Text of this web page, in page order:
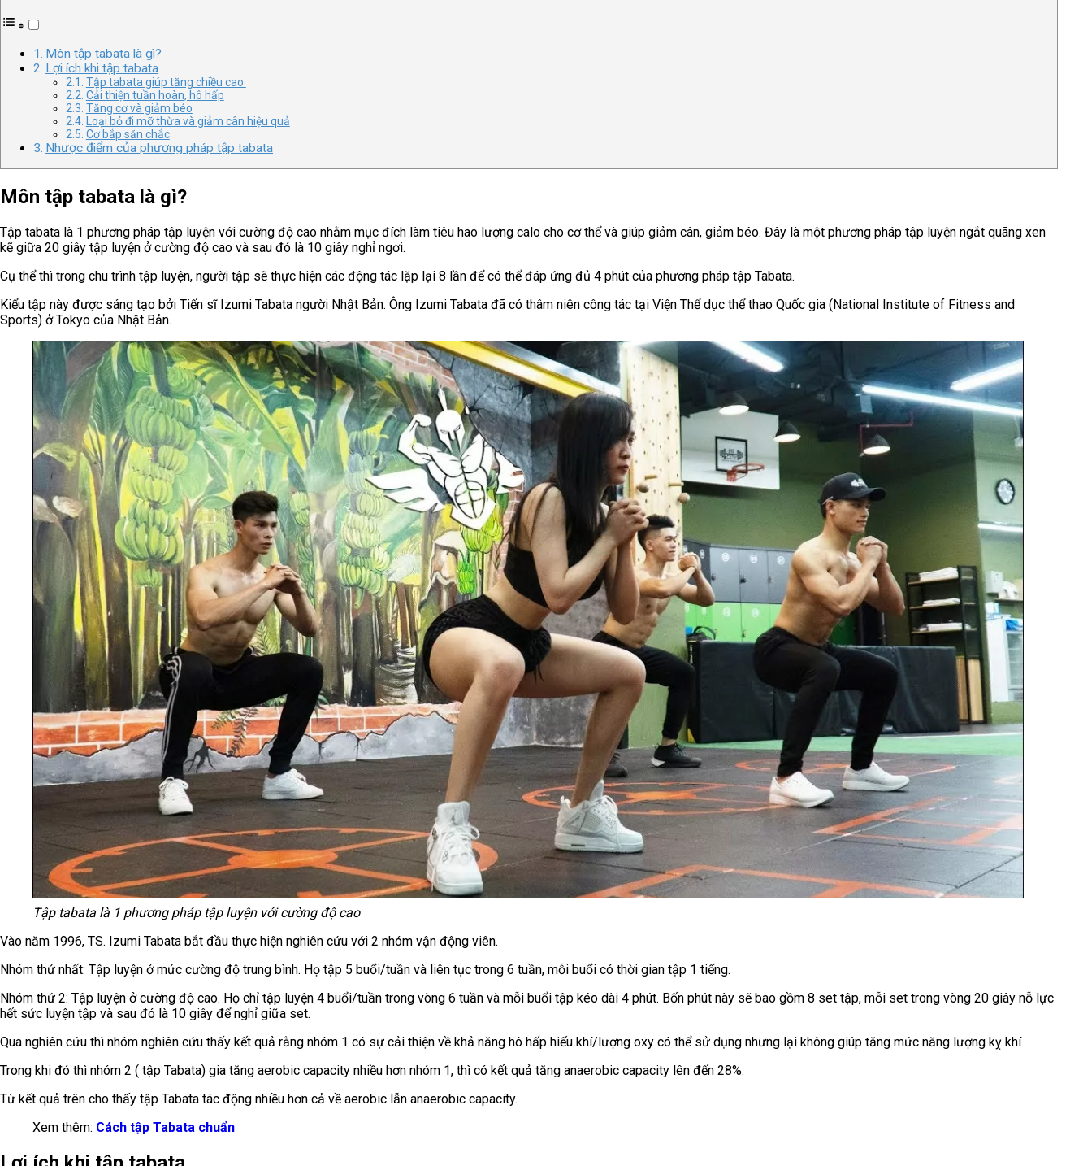
Môn tập tabata là gì?
Lợi ích khi tập tabata
Tập tabata giúp tăng chiều cao
Cải thiện tuần hoàn, hô hấp
Tăng cơ và giảm béo
Loại bỏ đi mỡ thừa và giảm cân hiệu quả
Cơ bắp săn chắc
Nhược điểm của phương pháp tập tabata
Môn tập tabata là gì?
Tập tabata là 1 phương pháp tập luyện với cường độ cao nhằm mục đích làm tiêu hao lượng calo cho cơ thể và giúp giảm cân, giảm béo. Đây là một phương pháp tập luyện ngắt quãng xen
kẽ giữa 20 giây tập luyện ở cường độ cao và sau đó là 10 giây nghỉ ngơi.
Cụ thể thì trong chu trình tập luyện, người tập sẽ thực hiện các động tác lặp lại 8 lần để có thể đáp ứng đủ 4 phút của phương pháp tập Tabata.
Kiểu tập này được sáng tạo bởi Tiến sĩ Izumi Tabata người Nhật Bản. Ông Izumi Tabata đã có thâm niên công tác tại Viện Thể dục thể thao Quốc gia (National Institute of Fitness and
Sports) ở Tokyo của Nhật Bản.
Tập tabata là 1 phương pháp tập luyện với cường độ cao
Vào năm 1996, TS. Izumi Tabata bắt đầu thực hiện nghiên cứu với 2 nhóm vận động viên.
Nhóm thứ nhất: Tập luyện ở mức cường độ trung bình. Họ tập 5 buổi/tuần và liên tục trong 6 tuần, mỗi buổi có thời gian tập 1 tiếng.
Nhóm thứ 2: Tập luyện ở cường độ cao. Họ chỉ tập luyện 4 buổi/tuần trong vòng 6 tuần và mỗi buổi tập kéo dài 4 phút. Bốn phút này sẽ bao gồm 8 set tập, mỗi set trong vòng 20 giây nỗ lực
hết sức luyện tập và sau đó là 10 giây để nghỉ giữa set.
Qua nghiên cứu thì nhóm nghiên cứu thấy kết quả rằng nhóm 1 có sự cải thiện về khả năng hô hấp hiếu khí/lượng oxy có thể sử dụng nhưng lại không giúp tăng mức năng lượng kỵ khí
Trong khi đó thì nhóm 2 ( tập Tabata) gia tăng aerobic capacity nhiều hơn nhóm 1, thì có kết quả tăng anaerobic capacity lên đến 28%.
Từ kết quả trên cho thấy tập Tabata tác động nhiều hơn cả về aerobic lẫn anaerobic capacity.
Xem thêm: Cách tập Tabata chuẩn